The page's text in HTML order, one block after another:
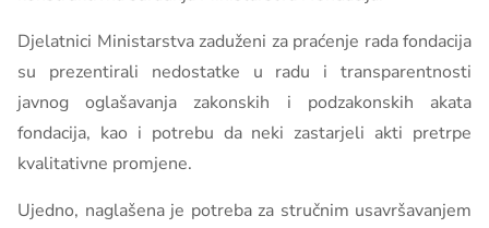
Djelatnici Ministarstva zaduženi za praćenje rada fondacija
su prezentirali nedostatke u radu i transparentnosti
javnog oglašavanja zakonskih i podzakonskih akata
fondacija, kao i potrebu da neki zastarjeli akti pretrpe
kvalitativne promjene.
Ujedno, naglašena je potreba za stručnim usavršavanjem